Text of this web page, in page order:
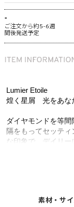
-
ご注文から約5-6週
間後発送予定
Lumier Etoile
煌く星屑 光をあな
ダイヤモンドを等
隔をもってセッテ
な印象で、デイリー
でネックレスのご用
造までを一貫した
素材・サ